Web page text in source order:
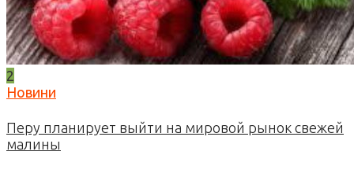
2
Новини
Перу планирует выйти на мировой рынок свежей
малины